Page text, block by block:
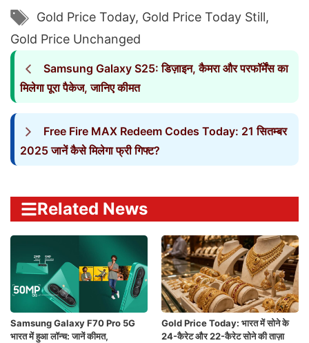
Tags
Gold Price Today, Gold Price Today Still,
Gold Price Unchanged
Samsung Galaxy S25: डिज़ाइन, कैमरा और परफॉर्मेंस का
मिलेगा पूरा पैकेज, जानिए कीमत
Free Fire MAX Redeem Codes Today: 21 सितम्बर
2025 जानें कैसे मिलेगा फ्री गिफ्ट?
Related News
Samsung Galaxy F70 Pro 5G
भारत में हुआ लॉन्च: जानें कीमत,
Gold Price Today: भारत में सोने के
24-कैरेट और 22-कैरेट सोने की ताज़ा